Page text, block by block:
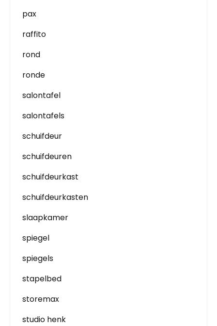
pax
raffito
rond
ronde
salontafel
salontafels
schuifdeur
schuifdeuren
schuifdeurkast
schuifdeurkasten
slaapkamer
spiegel
spiegels
stapelbed
storemax
studio henk